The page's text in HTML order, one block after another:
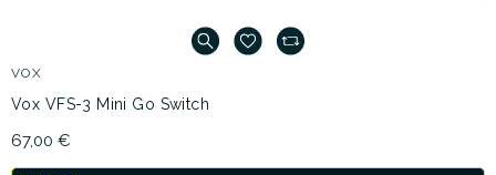
VOX
Vox VFS-3 Mini Go Switch
67,00 €